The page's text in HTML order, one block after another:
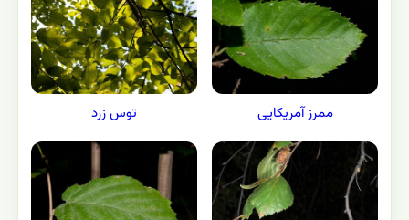
ممرز آمریکایی توس زرد